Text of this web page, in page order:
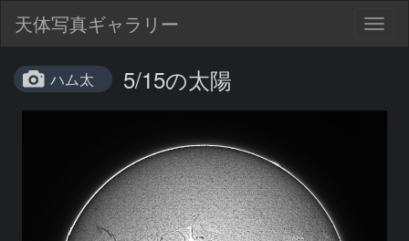
天体写真ギャラリー
ハム太 5/15の太陽